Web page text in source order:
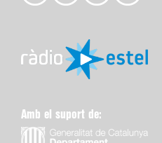
Amb el suport de: